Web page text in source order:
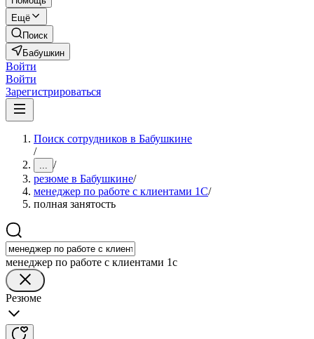
Ещё
Поиск
Бабушкин
Войти
Войти
Зарегистрироваться
Поиск сотрудников в Бабушкине
/
... /
резюме в Бабушкине/
менеджер по работе с клиентами 1С/
полная занятость
менеджер по работе с клиентами 1с
Резюме